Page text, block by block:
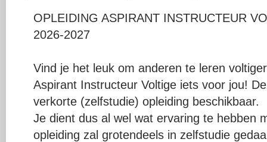
OPLEIDING ASPIRANT INSTRUCTEUR
2026-2027
Vind je het leuk om anderen te leren
Aspirant Instructeur Voltige iets voor jou!
verkorte (zelfstudie) opleiding beschikbaar.
Je dient dus al wel wat ervaring te hebben
opleiding zal grotendeels in zelfstudie